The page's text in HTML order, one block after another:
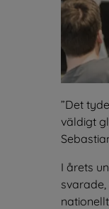
Det
väldigt
I årets